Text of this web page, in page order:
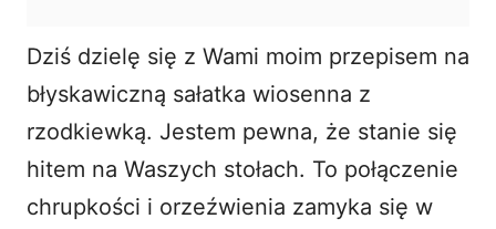
Dziś dzielę się z Wami moim przepisem na
błyskawiczną sałatka wiosenna z
rzodkiewką. Jestem pewna, że stanie się
hitem na Waszych stołach. To połączenie
chrupkości i orzeźwienia zamyka się w